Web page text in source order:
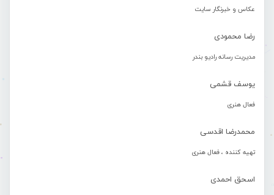
عکاس و خبرنگار سایت
رضا محمودی
مدیریت رسانه رادیو بندر
یوسف قشمی
فعال هنری
محمدرضا اقدسی
تهیه کننده ، فعال هنری
اسحق احمدی